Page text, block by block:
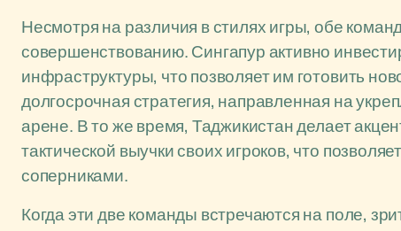
Несмотря на различия в стилях игры, обе
совершенствованию. Сингапур активно
инфраструктуры, что позволяет им готовить
долгосрочная стратегия, направленная на
арене. В то же время, Таджикистан делает
тактической выучки своих игроков, что
соперниками.
Когда эти две команды встречаются на поле,